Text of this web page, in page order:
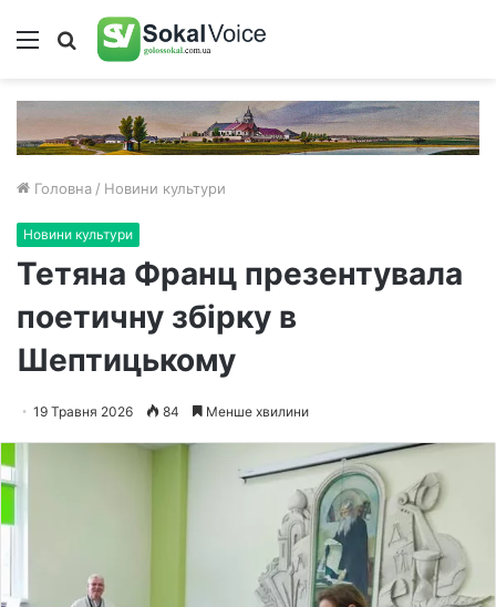
Меню Пошук
Головна / Новини культури
Новини культури
Тетяна Франц презентувала
поетичну збірку в
Шептицькому
19 Травня 2026 84 Менше хвилини